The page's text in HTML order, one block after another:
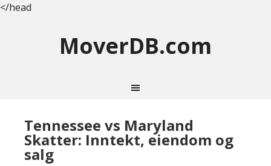
</head
MoverDB.com
Tennessee vs Maryland
Skatter: Inntekt, eiendom og
salg